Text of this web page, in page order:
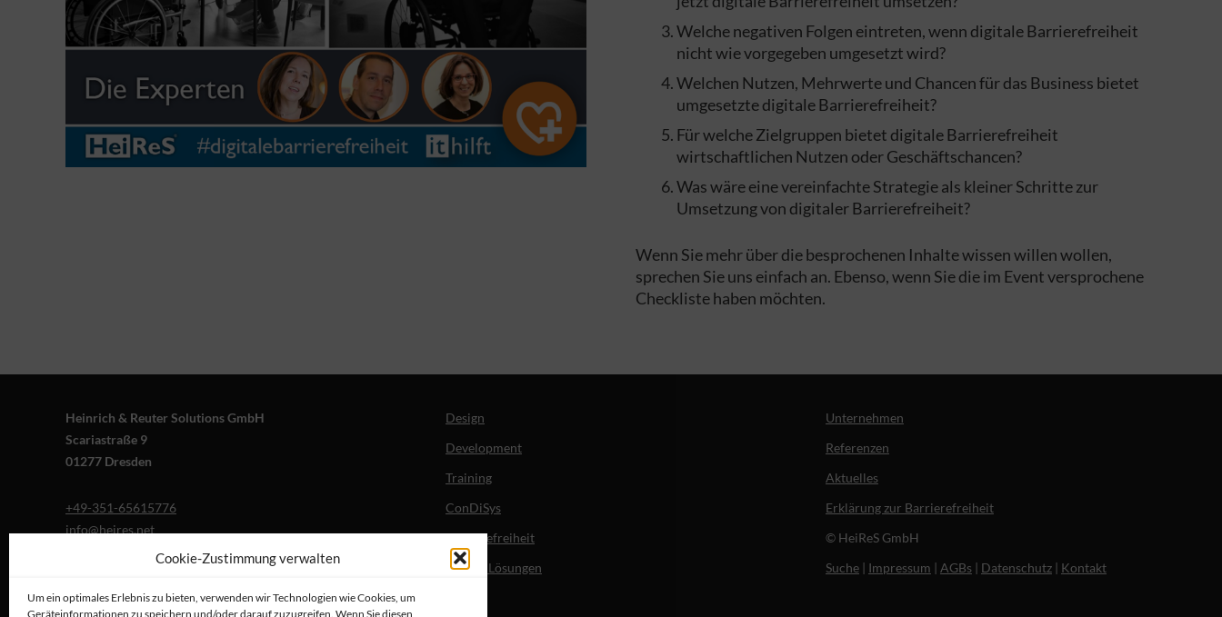
Cookie-Zustimmung verwalten
Um ein optimales Erlebnis zu bieten, verwenden wir Technologien wie Cookies, um
Geräteinformationen zu speichern und/oder darauf zuzugreifen. Wenn Sie diesen
Welche negativen Folgen eintreten, wenn digitale Barrierefreiheit
nicht wie vorgegeben umgesetzt wird?
Welchen Nutzen, Mehrwerte und Chancen für das Business bietet
umgesetzte digitale Barrierefreiheit?
Für welche Zielgruppen bietet digitale Barrierefreiheit
wirtschaftlichen Nutzen oder Geschäftschancen?
Was wäre eine vereinfachte Strategie als kleiner Schritte zur
Umsetzung von digitaler Barrierefreiheit?
Wenn Sie mehr über die besprochenen Inhalte wissen willen wollen,
sprechen Sie uns einfach an. Ebenso, wenn Sie die im Event versprochene
Checkliste haben möchten.
Heinrich & Reuter Solutions GmbH
Scariastraße 9
01277 Dresden
+49-351-65615776
info@heires.net
Design
Development
Training
ConDiSys
Barrierefreiheit
Mobile Lösungen
Unternehmen
Referenzen
Aktuelles
Erklärung zur Barrierefreiheit
© HeiReS GmbH
Suche| Impressum | AGBs| Datenschutz| Kontakt